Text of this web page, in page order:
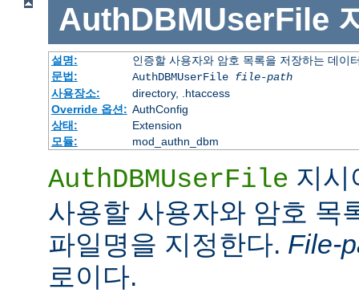
AuthDBMUserFile
설명:
인증할 사용자와 암호 목록을 저장하는 데이
문법:
AuthDBMUserFile file-path
사용장소:
directory, .htaccess
Override 옵션: AuthConfig
상태:
Extension
모듈:
mod_authn_dbm
AuthDBMUserFile 지시
사용할 사용자와 암호 목
파일명을 지정한다. File-
로이다.